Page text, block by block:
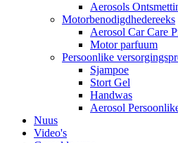
Aerosols
Motorbenodigdhedereeks
Aerosol Car Care
Motor parfuum
Persoonlike
Sjampoe
Stort Gel
Handwas
Aerosol
Nuus
Video's